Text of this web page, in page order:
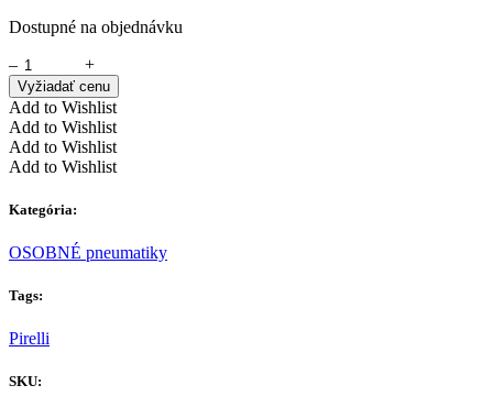
Dostupné na objednávku
–
+
Vyžiadať cenu
Add to Wishlist
Add to Wishlist
Add to Wishlist
Add to Wishlist
Kategória:
OSOBNÉ pneumatiky
Tags:
Pirelli
SKU: